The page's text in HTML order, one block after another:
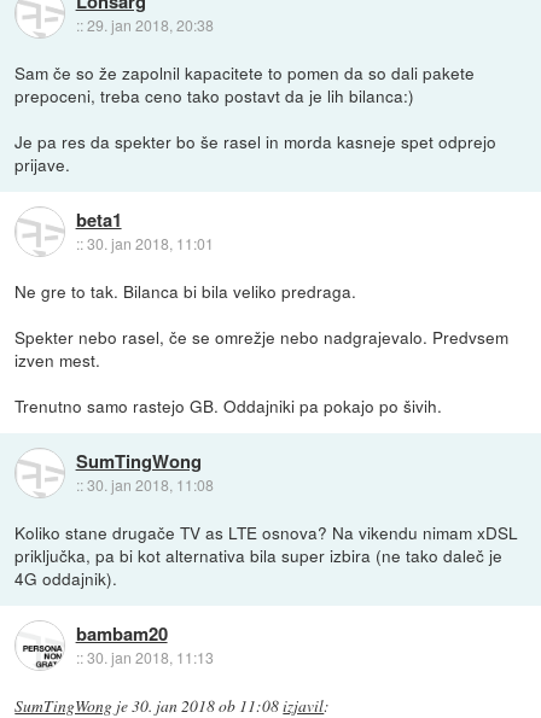
::29. jan 2018, 20:38
Sam če so že zapolnil kapacitete to pomen da so dali pakete
prepoceni, treba ceno tako postavt da je lih bilanca:)
Je pa res da spekter bo še rasel in morda kasneje spet odprejo
prijave.
beta1
::30. jan 2018, 11:01
Ne gre to tak. Bilanca bi bila veliko predraga.
Spekter nebo rasel, če se omrežje nebo nadgrajevalo. Predvsem
izven mest.
Trenutno samo rastejo GB. Oddajniki pa pokajo po šivih.
SumTingWong
::30. jan 2018, 11:08
Koliko stane drugače TV as LTE osnova? Na vikendu nimam xDSL
priključka, pa bi kot alternativa bila super izbira (ne tako daleč je
4G oddajnik).
bambam20
::30. jan 2018, 11:13
SumTingWong je30. jan 2018 ob 11:08izjavil: